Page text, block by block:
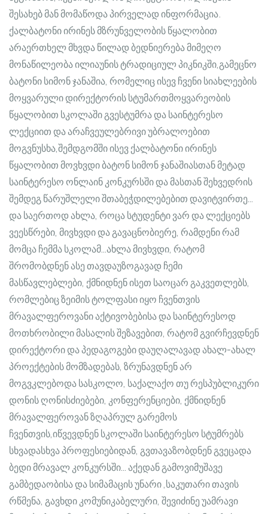
შესახებ მან მომაწოდა პირველად ინფორმაცია.
ქალბატონი ირინეს მზრუნველობის წყალობით
არაერთხელ მხვდა წილად ბედნიერება მიმეღო
მონაწილეობა ილიაუნის ტრადიციულ პიკნიკში,გამეცნო
ბატონი სიმონ ჯანაშია, რომელიც ისევ ჩვენი სიახლეების
მოყვარული დირექტორის სტუმართმოყვარეობის
წყალობით სკოლაში გვესტუმრა და საინტერესო
ლექციით და არაჩვეულებრივი უბრალოებით
მოგვნუსხა,შემდგომში ისევ ქალბატონი ირინეს
წყალობით მოვხვდი ბატონ სიმონ ჯანაშიასთან მეტად
საინტერესო ონლაინ კონკურსში და მასთან შეხვედრის
შემდეგ წარუშლელი შთაბეჭდილებებით დავიტვირთე…
და საერთოდ ახლა, როცა სტუდენტი ვარ და ლექციებს
ვეესწრები, მივხვდი და გავაცნობიერე, რამდენი რამ
მომცა ჩემმა სკოლამ…ახლა მივხვდი, რატომ
შრომობდნენ ასე თავდაუზოგავად ჩემი
მასწავლებლები, ქმნიდნენ ისეთ საოცარ გაკვეთლებს,
რომლებიც ზეიმის ტოლფასი იყო ჩვენთვის
მრავალფეროვანი აქტივობებისა და საინტერესოდ
მოთხრობილი მასალის შეზავებით, რატომ გვირჩევდნენ
დირექტორი და პედაგოგები დაუღალავად ახალ-ახალ
პროექტების მომზადებას, ზრუნავდნენ არ
მოგვკლებოდა სასკოლო, საქალაქო თუ რესპუბლიკური
დონის ღონისძიებები, კონფერენციები, ქმნიდნენ
მრავალფეროვან ზღაპრულ გარემოს
ჩვენთვის,იწვევდნენ სკოლაში საინტერესო სტუმრებს
სხვადასხვა პროფესიებიდან, გვთავაზობდნენ გვეცადა
ბედი მრავალ კონკურსში… აქედან გამოვიმუშავე
გამბედაობისა და სიმამაცის უნარი ,საკუთარი თავის
რწმენა, გავხდი კომუნიკაბელური, შევიძინე უამრავი